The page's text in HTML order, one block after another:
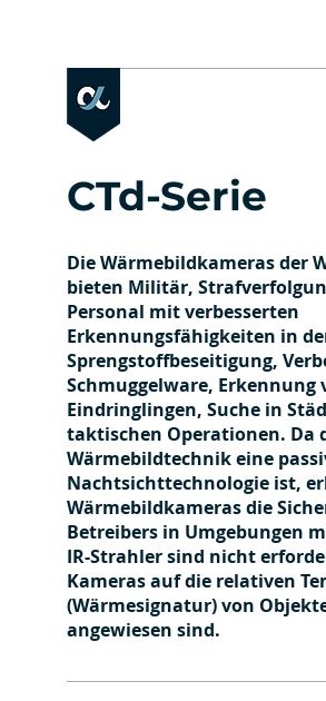
CTd-Serie
Die Wärmebildkameras der
bieten Militär,
Personal mit verbesserten
Erkennungsfähigkeiten in
Sprengstoffbeseitigung,
Schmuggelware, Erkennung
Eindringlingen, Suche in
taktischen Operationen. Da
Wärmebildtechnik eine
Nachtsichttechnologie ist,
Wärmebildkameras die
Betreibers in Umgebungen
IR-Strahler sind nicht
Kameras auf die relativen
(Wärmesignatur) von
angewiesen sind.